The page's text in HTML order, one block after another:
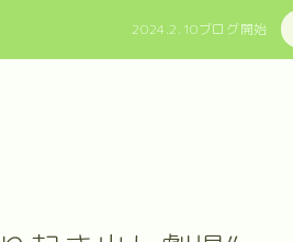
2024.2.10ブログ開始